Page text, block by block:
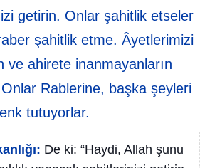
getirin. Onlar şahitlik etseler
şahitlik etme. Âyetlerimizi
ve ahirete inanmayanların
Rablerine, başka şeyleri
tutuyorlar.
De ki: “Haydi, Allah şunu